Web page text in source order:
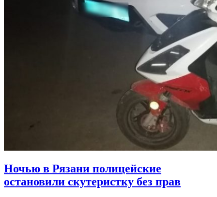
Ночью в Рязани полицейские
остановили скутеристку без прав